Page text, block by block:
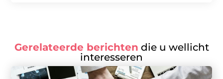
Gerelateerde berichten die u wellicht
interesseren